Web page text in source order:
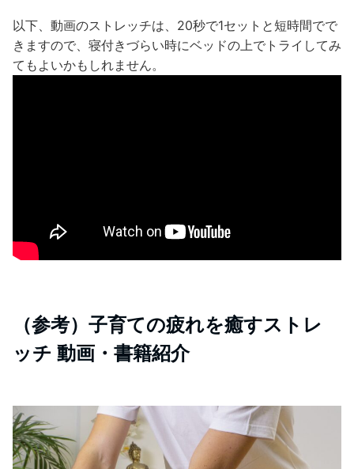
以下、動画のストレッチは、20秒で1セットと短時間でで
きますので、寝付きづらい時にベッドの上でトライしてみ
てもよいかもしれません。
（参考）子育ての疲れを癒すストレ
ッチ 動画・書籍紹介